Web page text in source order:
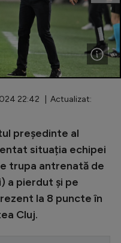
22:42 | Actualizat:
președinte al
situația echipei
trupa antrenată de
a pierdut și pe
la 8 puncte în
Cluj.